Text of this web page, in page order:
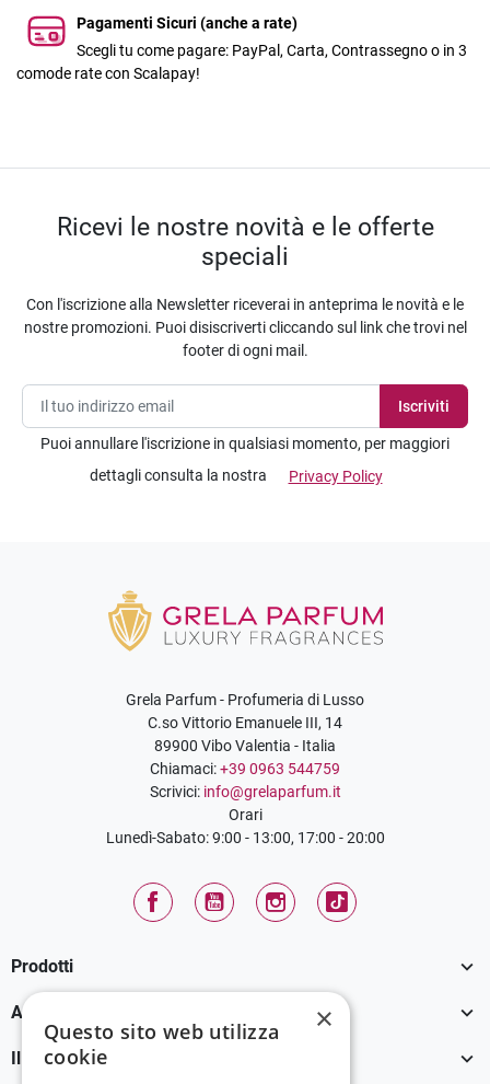
Pagamenti Sicuri (anche a rate)
Scegli tu come pagare: PayPal, Carta, Contrassegno o in 3
comode rate con Scalapay!
Ricevi le nostre novità e le offerte
speciali
Con l'iscrizione alla Newsletter riceverai in anteprima le novità e le
nostre promozioni. Puoi disiscriverti cliccando sul link che trovi nel
footer di ogni mail.
Puoi annullare l'iscrizione in qualsiasi momento, per maggiori
dettagli consulta la nostra
Privacy Policy
Grela Parfum - Profumeria di Lusso
C.so Vittorio Emanuele III, 14
89900 Vibo Valentia - Italia
Chiamaci:+39 0963 544759
Scrivici: info@grelaparfum.it
Orari
Lunedì-Sabato: 9:00 - 13:00, 17:00 - 20:00
FacebookYouTube InstagramTikTok
Prodotti 
Assistenza Clienti 
Il tuo account 
×
Questo sito web utilizza
cookie